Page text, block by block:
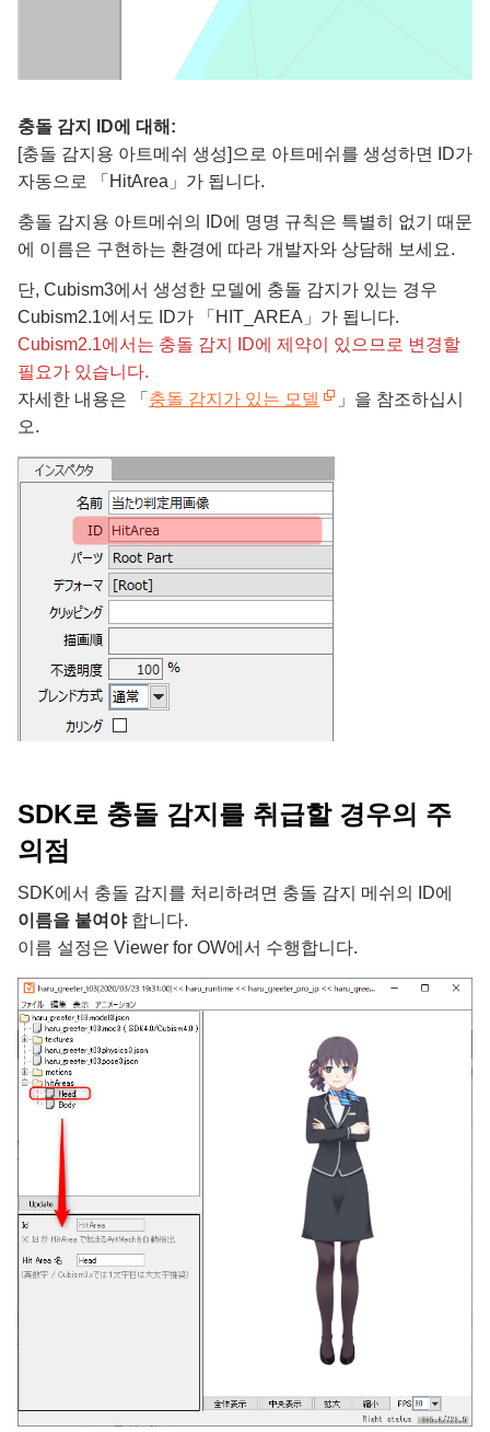
충돌 감지 ID에 대해:
[충돌 감지용 아트메쉬 생성]으로 아트메쉬를 생성하면 ID가
자동으로 「HitArea」가 됩니다.
충돌 감지용 아트메쉬의 ID에 명명 규칙은 특별히 없기 때문
에 이름은 구현하는 환경에 따라 개발자와 상담해 보세요.
단, Cubism3에서 생성한 모델에 충돌 감지가 있는 경우
Cubism2.1에서도 ID가 「HIT_AREA」가 됩니다.
Cubism2.1에서는 충돌 감지 ID에 제약이 있으므로 변경할
필요가 있습니다.
자세한 내용은 「 충돌 감지가 있는 모델
」을 참조하십시
오.
SDK로 충돌 감지를 취급할 경우의 주
의점
SDK에서 충돌 감지를 처리하려면 충돌 감지 메쉬의 ID에
이름을 붙여야합니다.
이름 설정은 Viewer for OW에서 수행합니다.